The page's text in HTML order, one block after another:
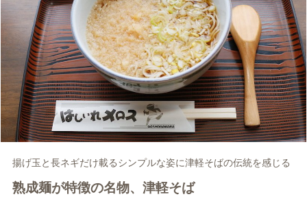
揚げ玉と長ネギだけ載るシンプルな姿に津軽そばの伝統を感じる
熟成麺が特徴の名物、津軽そば